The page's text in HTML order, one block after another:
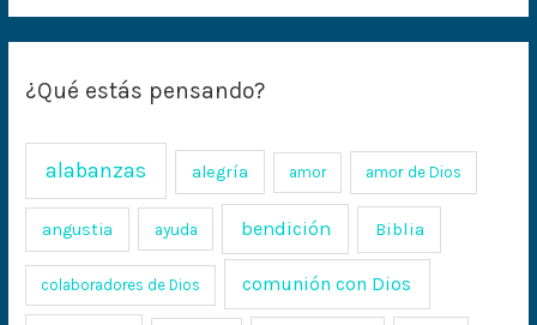
¿Qué estás pensando?
alabanzas alegría amor amor de Dios
angustia ayuda bendición Biblia
colaboradores de Dios comunión con Dios